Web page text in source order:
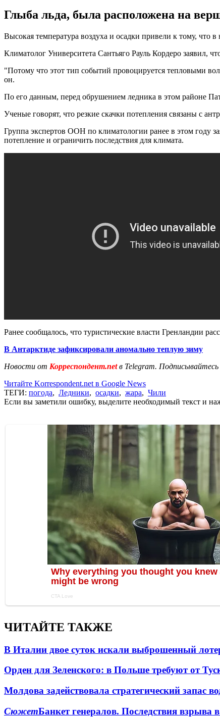
Глыба льда, была расположена на
Высокая температура воздуха и осадки привели к тому,
Климатолог Университета Сантьяго Рауль Кордеро заявил,
"Потому что этот тип событий провоцируется тепловыми
он.
По его данным, перед обрушением ледника в этом районе
Ученые говорят, что резкие скачки потепления связаны с
Группа экспертов ООН по климатологии ранее в этом году
потепление и ограничить последствия для климата.
Ранее сообщалось, что туристические власти Гренландии
В Антарктиде зафиксировали аномально теплую зиму
Новости от Корреспондент.netв Telegram.
Читайте Korrespondent.net в Google News
ТЕГИ: погода, Ледники, осадки, жара, Чили
Если вы заметили ошибку, выделите необходимый текст и
ЧИТАЙТЕ ТАКЖЕ
В Италии двое суток искали выброшенный
Орден для Зеленского: в Польше требуют от
Молдова задействовала стратегический запас
СюжетБанкет генералов. Последствия взрыва